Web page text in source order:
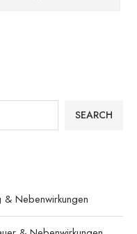
SEARCH
Nebenwirkungen